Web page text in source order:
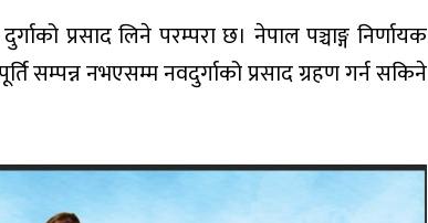
प्रसाद लिने परम्परा छ। नेपाल पञ्चाङ्ग निर्णायक
सम्पन्न नभएसम्म नवदुर्गाको प्रसाद ग्रहण गर्न सकिने